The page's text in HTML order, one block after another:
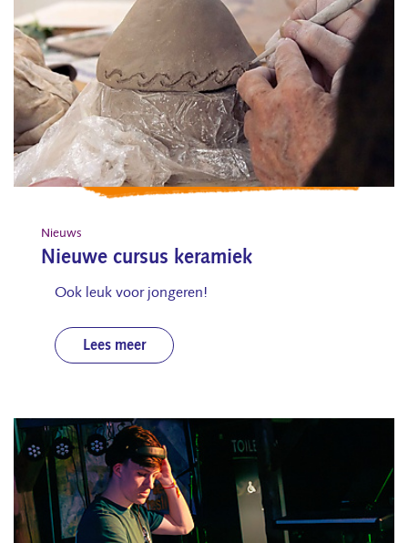
Nieuws
Nieuwe cursus keramiek
Ook leuk voor jongeren!
Lees meer